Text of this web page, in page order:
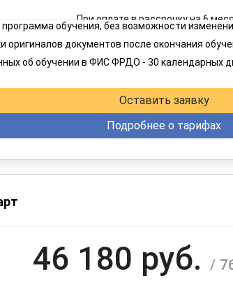
При оплате в рассрочку на 6
2 749 руб./ 4
обучения, без возможности
оригиналов документов после окончания
об обучении в ФИС ФРДО - 30 календарных
Оставить заявку
Подробнее о тарифах
46 180 руб./